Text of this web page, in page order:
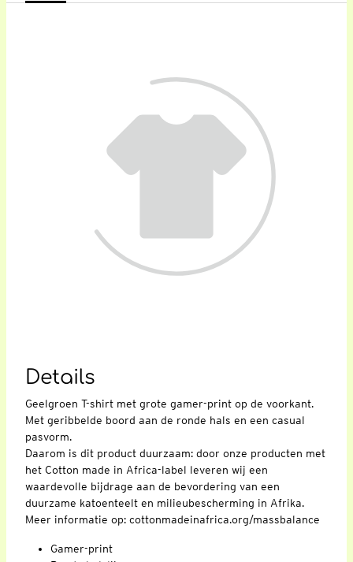
Details
Geelgroen T-shirt met grote gamer-print op de voorkant.
Met geribbelde boord aan de ronde hals en een casual
pasvorm.
Daarom is dit product duurzaam: door onze producten met
het Cotton made in Africa-label leveren wij een
waardevolle bijdrage aan de bevordering van een
duurzame katoenteelt en milieubescherming in Afrika.
Meer informatie op: cottonmadeinafrica.org/massbalance
Gamer-print